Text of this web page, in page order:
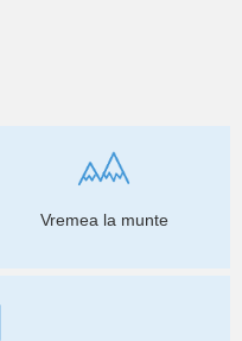
Vremea la munte